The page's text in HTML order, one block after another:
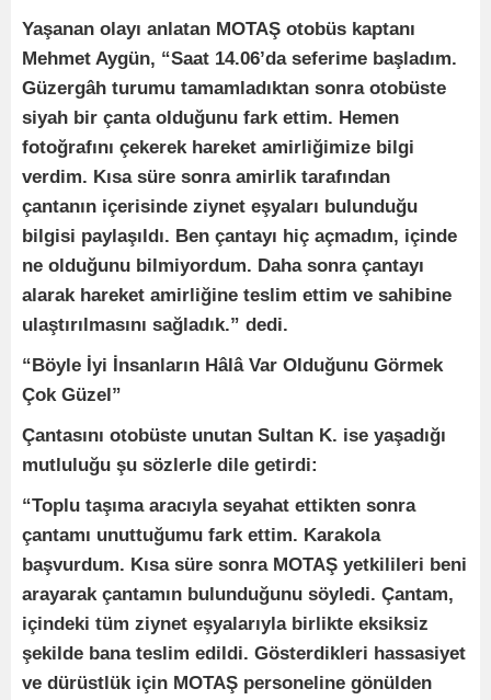
Yaşanan olayı anlatan MOTAŞ otobüs kaptanı
Mehmet Aygün, “Saat 14.06’da seferime başladım.
Güzergâh turumu tamamladıktan sonra otobüste
siyah bir çanta olduğunu fark ettim. Hemen
fotoğrafını çekerek hareket amirliğimize bilgi
verdim. Kısa süre sonra amirlik tarafından
çantanın içerisinde ziynet eşyaları bulunduğu
bilgisi paylaşıldı. Ben çantayı hiç açmadım, içinde
ne olduğunu bilmiyordum. Daha sonra çantayı
alarak hareket amirliğine teslim ettim ve sahibine
ulaştırılmasını sağladık.” dedi.
“Böyle İyi İnsanların Hâlâ Var Olduğunu Görmek
Çok Güzel”
Çantasını otobüste unutan Sultan K. ise yaşadığı
mutluluğu şu sözlerle dile getirdi:
“Toplu taşıma aracıyla seyahat ettikten sonra
çantamı unuttuğumu fark ettim. Karakola
başvurdum. Kısa süre sonra MOTAŞ yetkilileri beni
arayarak çantamın bulunduğunu söyledi. Çantam,
içindeki tüm ziynet eşyalarıyla birlikte eksiksiz
şekilde bana teslim edildi. Gösterdikleri hassasiyet
ve dürüstlük için MOTAŞ personeline gönülden